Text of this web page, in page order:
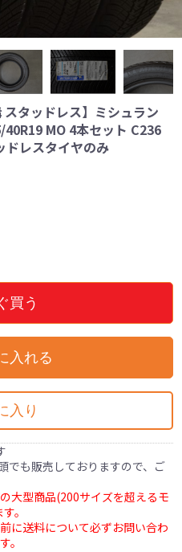
スタッドレス】ミシュラン
MO 4本セット C236
ドレスタイヤのみ
買う
入れる
入り
でも販売しておりますので、ご
大型商品(200サイズを超えるモ
。
に送料について必ずお問い合わ
。